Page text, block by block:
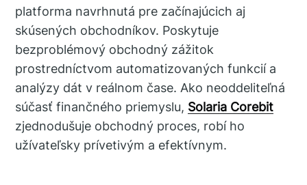
platforma navrhnutá pre začínajúcich aj
skúsených obchodníkov. Poskytuje
bezproblémový obchodný zážitok
prostredníctvom automatizovaných funkcií a
analýzy dát v reálnom čase. Ako neoddeliteľná
súčasť finančného priemyslu, Solaria Corebit
zjednodušuje obchodný proces, robí ho
užívateľsky prívetivým a efektívnym.